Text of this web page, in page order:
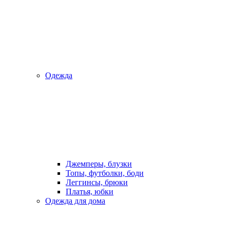
Одежда
Джемперы, блузки
Топы, футболки, боди
Леггинсы, брюки
Платья, юбки
Одежда для дома